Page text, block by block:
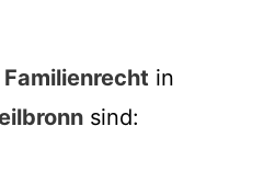
Familienrecht in
sind: